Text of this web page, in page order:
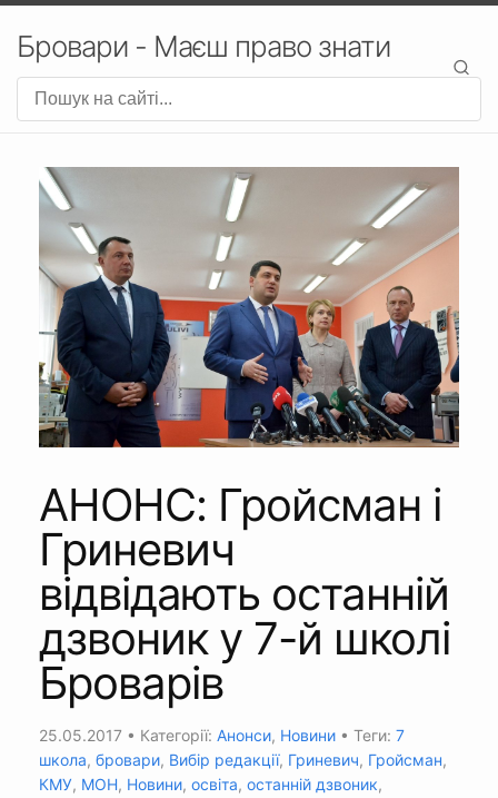
Бровари - Маєш право знати
АНОНС: Гройсман і
Гриневич
відвідають останній
дзвоник у 7-й школі
Броварів
25.05.2017 • Категорії: Анонси, Новини • Теги: 7
школа, бровари, Вибір редакції, Гриневич, Гройсман,
КМУ, МОН, Новини, освіта, останній дзвоник,